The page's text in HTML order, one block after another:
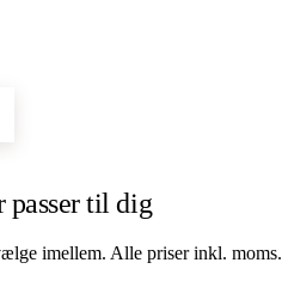
til dig
imellem. Alle priser inkl. moms.